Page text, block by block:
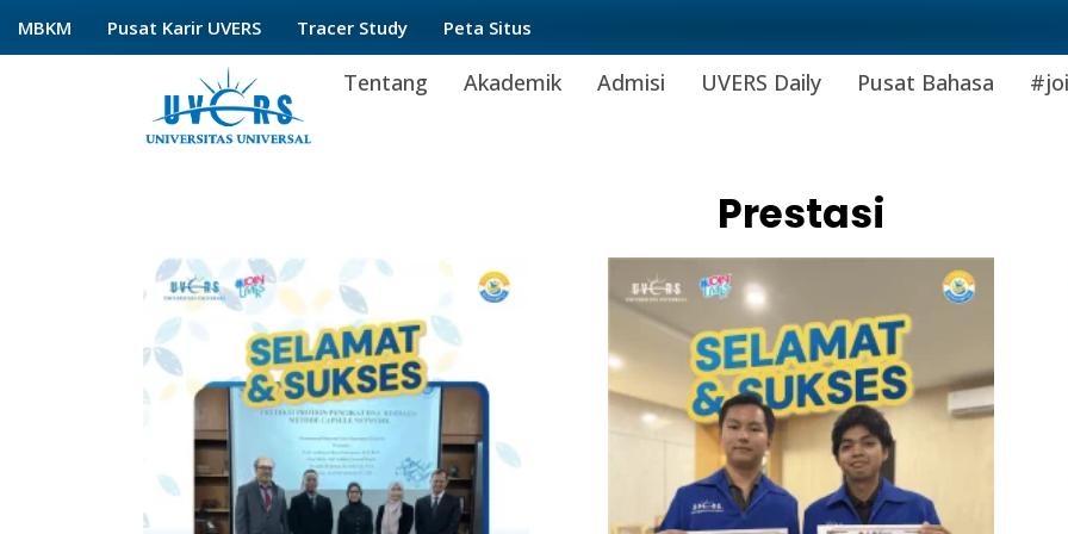
Lewati
ke
MBKM Pusat Karir UVERS Tracer Study Peta Situs
Tentang Akademik Admisi UVERS Daily Pusat Bahasa
Prestasi